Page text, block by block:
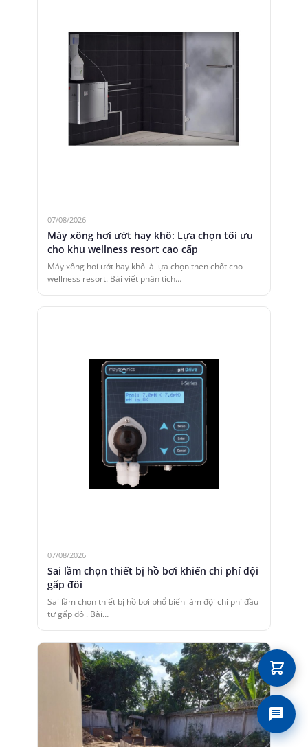
07/08/2026
Máy xông hơi ướt hay khô: Lựa chọn tối ưu
cho khu wellness resort cao cấp
Máy xông hơi ướt hay khô là lựa chọn then chốt cho
07/08/2026
Sai lầm chọn thiết bị hồ bơi khiến chi phí đội
gấp đôi
Sai lầm chọn thiết bị hồ bơi phổ biến làm đội chi phí đầu
Liên